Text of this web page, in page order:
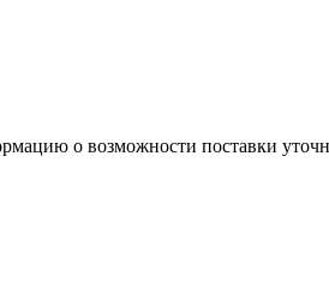
о возможности поставки